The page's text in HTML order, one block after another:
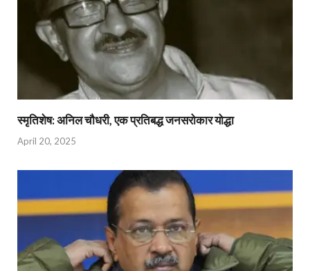
स्मृतिशेष: अनिल चौधरी, एक प्रतिबद्ध जनसरोकार योद्धा​
April 20, 2025